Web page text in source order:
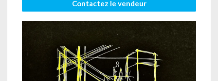
Contactez le vendeur